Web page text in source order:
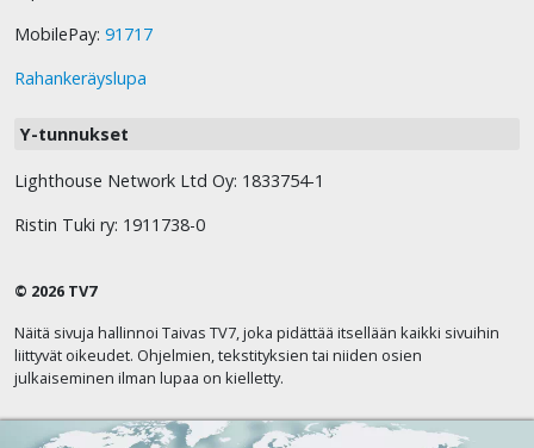
MobilePay: 91717
Rahankeräyslupa
Y-tunnukset
Lighthouse Network Ltd Oy: 1833754-1
Ristin Tuki ry: 1911738-0
© 2026 TV7
Näitä sivuja hallinnoi Taivas TV7, joka pidättää itsellään kaikki sivuihin
liittyvät oikeudet. Ohjelmien, tekstityksien tai niiden osien
julkaiseminen ilman lupaa on kielletty.